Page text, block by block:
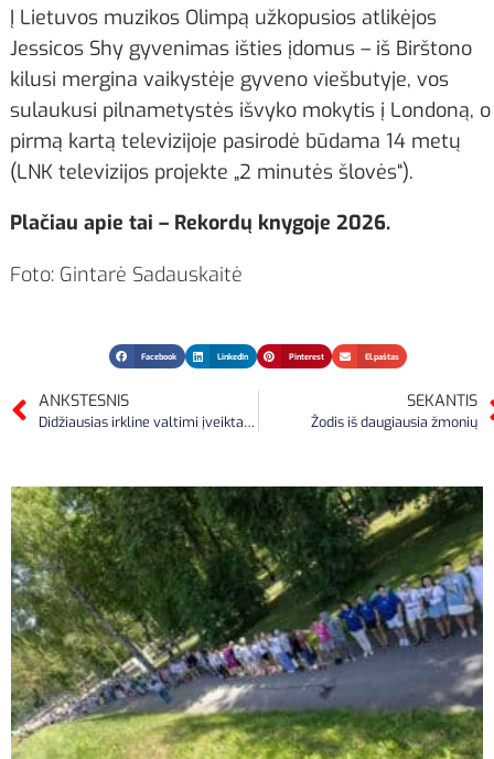
Į Lietuvos muzikos Olimpą užkopusios atlikėjos
Jessicos Shy gyvenimas išties įdomus – iš Birštono
kilusi mergina vaikystėje gyveno viešbutyje, vos
sulaukusi pilnametystės išvyko mokytis į Londoną, o
pirmą kartą televizijoje pasirodė būdama 14 metų
(LNK televizijos projekte „2 minutės šlovės“).
Plačiau apie tai – Rekordų knygoje 2026.
Foto: Gintarė Sadauskaitė
Facebook LinkedIn Pinterest El.paštas
ANKSTESNIS
Didžiausias irkline valtimi įveiktas atstumas
SEKANTIS
Žodis iš daugiausia žmonių